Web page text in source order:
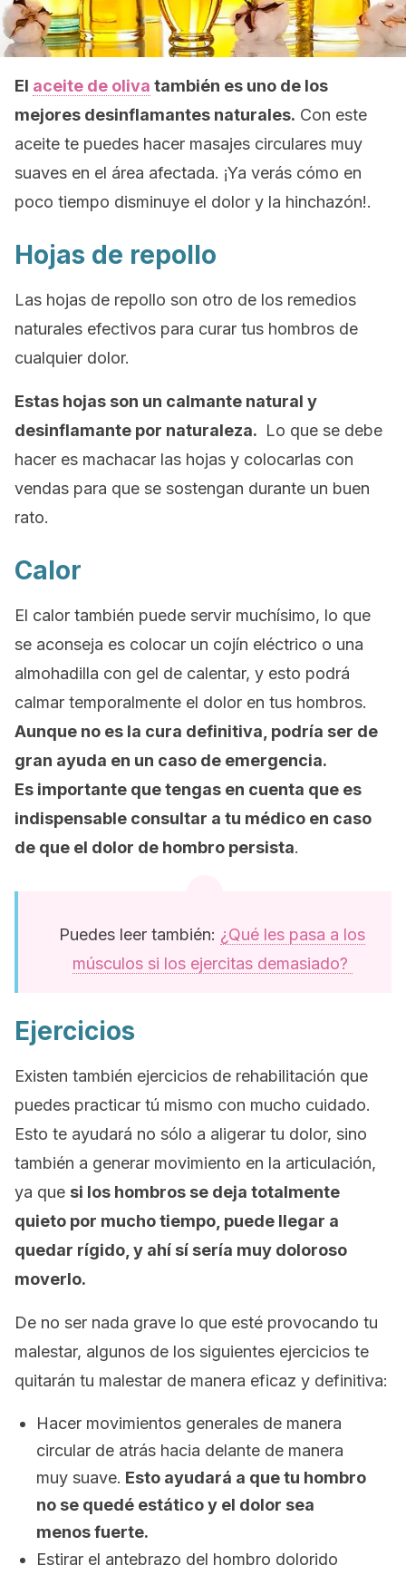
El aceite de oliva también es uno de los
mejores desinflamantes naturales. Con este
aceite te puedes hacer masajes circulares muy
suaves en el área afectada. ¡Ya verás cómo en
poco tiempo disminuye el dolor y la hinchazón!.
Hojas de repollo
Las hojas de repollo son otro de los remedios
naturales efectivos para curar tus hombros de
cualquier dolor.
Estas hojas son un calmante natural y
desinflamante por naturaleza. Lo que se debe
hacer es machacar las hojas y colocarlas con
vendas para que se sostengan durante un buen
rato.
Calor
El calor también puede servir muchísimo, lo que
se aconseja es colocar un cojín eléctrico o una
almohadilla con gel de calentar, y esto podrá
calmar temporalmente el dolor en tus hombros.
Aunque no es la cura definitiva, podría ser de
gran ayuda en un caso de emergencia.
Es importante que tengas en cuenta que es
indispensable consultar a tu médico en caso
de que el dolor de hombro persista.
Puedes leer también: ¿Qué les pasa a los
músculos si los ejercitas demasiado?
Ejercicios
Existen también ejercicios de rehabilitación que
puedes practicar tú mismo con mucho cuidado.
Esto te ayudará no sólo a aligerar tu dolor, sino
también a generar movimiento en la articulación,
ya que si los hombros se deja totalmente
quieto por mucho tiempo, puede llegar a
quedar rígido, y ahí sí sería muy doloroso
moverlo.
De no ser nada grave lo que esté provocando tu
malestar, algunos de los siguientes ejercicios te
quitarán tu malestar de manera eficaz y definitiva:
Hacer movimientos generales de manera
circular de atrás hacia delante de manera
muy suave. Esto ayudará a que tu hombro
no se quedé estático y el dolor sea
menos fuerte.
Estirar el antebrazo del hombro dolorido